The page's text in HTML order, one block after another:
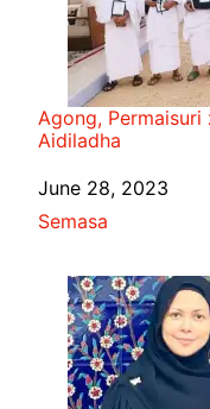
Agong, Permaisuri
Aidiladha
Date
June 28, 2023
In relation to
Semasa